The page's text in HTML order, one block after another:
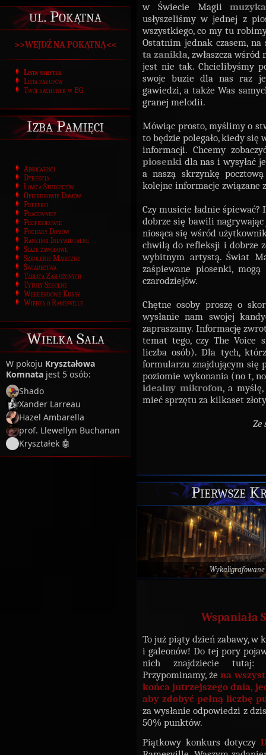
ul. Pokątna
>>WEJDŹ NA POKĄTNĄ<<
Lista skrytek
Lista zakupów
Twój rachunek w BG
Izba Pamięci
Absolwenci
Dyrekcja
Łowca Studentów
Opiekunowie Domów
Prefekci
Pracownicy
Profesorowie
Puchary Domów
Rankingi Indywidualne
Staże zawodowe
Szkolenie Magiczne
Świadectwa
Tablica Zasłużonych
Tytuły Szkolne
Weekendowe Kursy
Wiedza o Ramesville
Wielka Sala
W pokoju Kryształowa
Komnata jest 5 osób:
Shado
Xander Larreau
Hazel Ambarella
prof. Llewellyn Buchanan
Kryształek 🤖
w Świecie Magiimuzyka
usłyszeliśmy w jednej z
wszystkiego, co my tu
Ostatnim jednak czasem,
ta zanikła, zwłaszcza
jest nie tak. Chcielibyśmy
swoje buzie dla nas raz
gawiedzi, a także Was
granej melodii.
Mówiąc prosto, myślimy o
to będzie polegało, kiedy się
informacji. Chcemy
piosenki dla nas i wysyłać
a naszą skrzynkę
kolejne informacje związane
Czy musicie ładnie
dobrze się bawili nagrywając
niosąca się wśród
chwilą do refleksji i dobrze
wybitnym artystą. Świat
zaśpiewane piosenki,
czarodziejów.
Chętne osoby proszę o
wysłanie nam swojej
zapraszamy. Informację
temat tego, czy The Voice
liczba osób). Dla tych,
formularzu znajdującym się
poziomie wykonania (no t,
idealny mikrofon, a
mieć sprzętu za kilkaset
Ze
Pierwsze
Wspaniała
To już piąty dzień zabawy, w
i galeonów! Do tej pory
nich znajdziecie
Przypominamy, żena
końca jutrzejszego dnia,
aby zdobyć pełną liczbę
za wysłanie odpowiedzi z
50% punktów.
Piątkowy konkurs dotyczy